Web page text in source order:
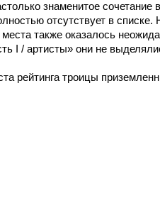
знаменитое сочетание
отсутствует в списке.
также оказалось
I / артисты» они не
рейтинга троицы